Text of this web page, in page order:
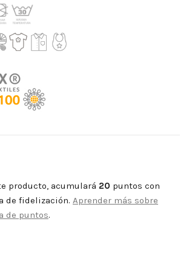
producto, acumulará 20 puntos con
de fidelización. Aprender más sobre
de puntos.